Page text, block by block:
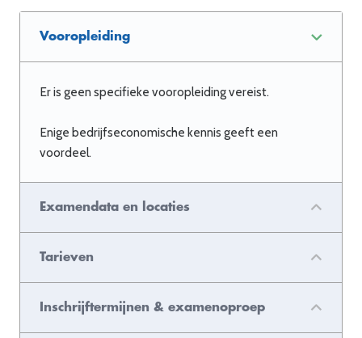
Vooropleiding
Er is geen specifieke vooropleiding vereist.
Enige bedrijfseconomische kennis geeft een
voordeel.
Examendata en locaties
Tarieven
Inschrijftermijnen & examenoproep